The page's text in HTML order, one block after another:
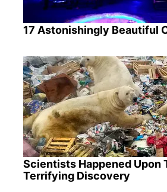
17 Astonishingly Beautiful
Scientists Happened Upon
Terrifying Discovery